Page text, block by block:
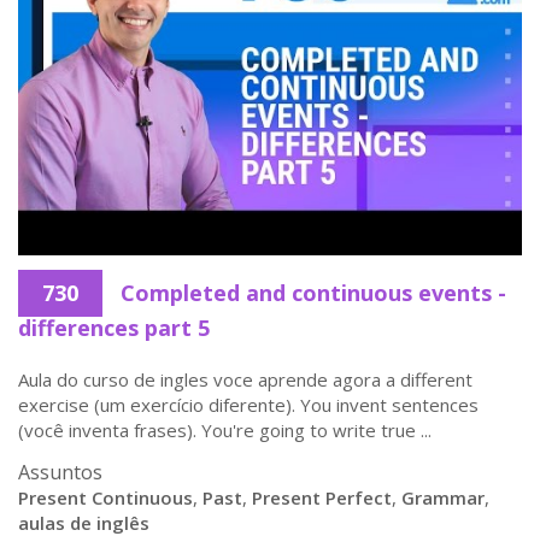
730
Completed and continuous events -
differences part 5
Aula do curso de ingles voce aprende agora a different
exercise (um exercício diferente). You invent sentences
(você inventa frases). You're going to write true ...
Assuntos
Present Continuous, Past, Present Perfect, Grammar,
aulas de inglês